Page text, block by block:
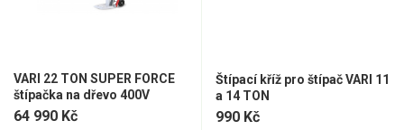
VARI 22 TON SUPER FORCE
štípačka na dřevo 400V
64 990 Kč
Štípací kříž pro štípač VARI 11
a 14 TON
990 Kč